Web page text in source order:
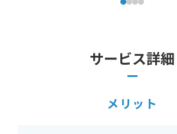
サービス詳細
メリット